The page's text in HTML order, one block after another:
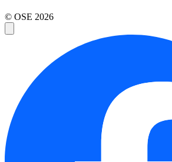
© OSE 2026